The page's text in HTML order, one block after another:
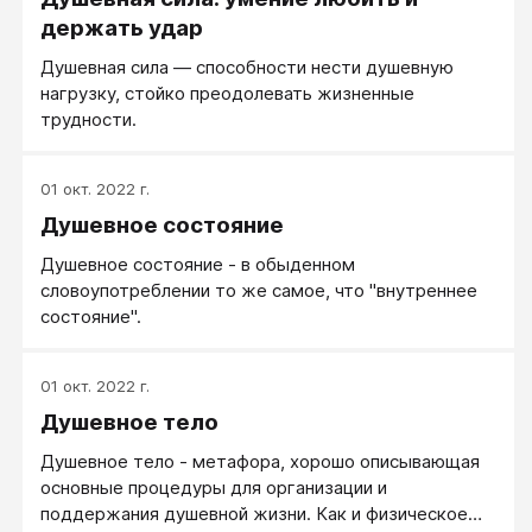
держать удар
Душевная сила — способности нести душевную
нагрузку, стойко преодолевать жизненные
трудности.
01 окт. 2022 г.
Душевное состояние
Душевное состояние - в обыденном
словоупотреблении то же самое, что "внутреннее
состояние".
01 окт. 2022 г.
Душевное тело
Душевное тело - метафора, хорошо описывающая
основные процедуры для организации и
поддержания душевной жизни. Как и физическое